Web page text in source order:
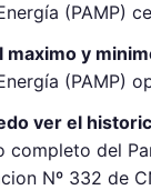
(PAMP)
maximo y
(PAMP)
ver el
completo del
Nº 332 de